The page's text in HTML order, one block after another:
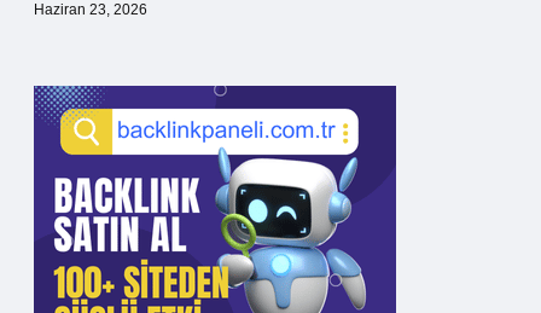
Haziran 23, 2026